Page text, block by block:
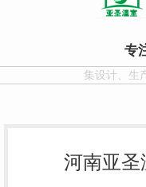
专
集设计、生
河南亚圣